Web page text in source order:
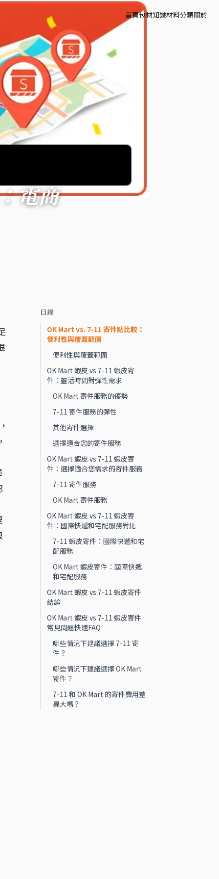
首頁包材知識材料分類關於
電商
目錄
OK Mart vs. 7-11 寄件點比較：
便利性與覆蓋範圍
便利性與覆蓋範圍
OK Mart 蝦皮 vs 7-11 蝦皮寄
件：靈活時間對彈性需求
OK Mart 寄件服務的優勢
7-11 寄件服務的彈性
其他寄件選擇
選擇適合您的寄件服務
OK Mart 蝦皮 vs 7-11 蝦皮寄
件：選擇適合您需求的寄件服務
7-11 寄件服務
OK Mart 寄件服務
OK Mart 蝦皮 vs 7-11 蝦皮寄
件：國際快遞和宅配服務對比
7-11 蝦皮寄件：國際快遞和宅
配服務
OK Mart 蝦皮寄件：國際快遞
和宅配服務
OK Mart 蝦皮 vs 7-11 蝦皮寄件
結論
OK Mart 蝦皮 vs 7-11 蝦皮寄件
常見問題快速FAQ
哪些情況下建議選擇 7-11 寄
件？
哪些情況下建議選擇 OK Mart
寄件？
7-11 和 OK Mart 的寄件費用差
異大嗎？